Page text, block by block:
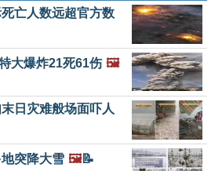
亡人数远超官方数
大爆炸21死61伤 🖼️
日灾难般场面吓人
突降大雪 🖼️📝